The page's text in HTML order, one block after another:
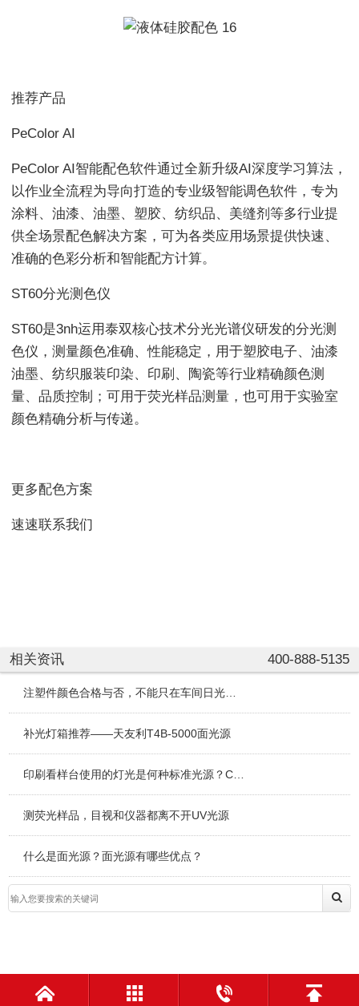
推荐产品
PeColor AI
PeColor AI智能配色软件通过全新升级AI深度学习算法，
以作业全流程为导向打造的专业级智能调色软件，专为
涂料、油漆、油墨、塑胶、纺织品、美缝剂等多行业提
供全场景配色解决方案，可为各类应用场景提供快速、
准确的色彩分析和智能配方计算。
ST60分光测色仪
ST60是3nh运用泰双核心技术分光光谱仪研发的分光测
色仪，测量颜色准确、性能稳定，用于塑胶电子、油漆
油墨、纺织服装印染、印刷、陶瓷等行业精确颜色测
量、品质控制；可用于荧光样品测量，也可用于实验室
颜色精确分析与传递。
更多配色方案
速速联系我们
相关资讯 400-888-5135
补光灯箱推荐——天友利T4B-5000面光源
测荧光样品，目视和仪器都离不开UV光源
什么是面光源？面光源有哪些优点？